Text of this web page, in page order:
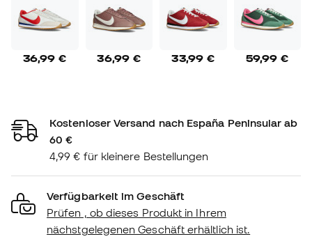
36,99 € 36,99 € 33,99 € 59,99 €
Kostenloser Versand nach España Peninsular ab
60 €
4,99 € für kleinere Bestellungen
Verfügbarkeit im Geschäft
Prüfen , ob dieses Produkt in Ihrem
nächstgelegenen Geschäft erhältlich ist.